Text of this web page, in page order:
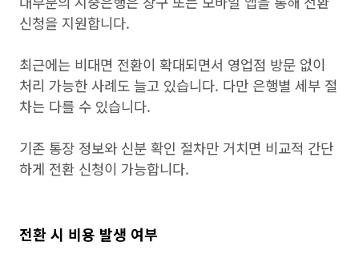
신청을 지원합니다.
최근에는 비대면 전환이 확대되면서 영업점 방문 없이
처리 가능한 사례도 늘고 있습니다. 다만 은행별 세부 절
차는 다를 수 있습니다.
기존 통장 정보와 신분 확인 절차만 거치면 비교적 간단
하게 전환 신청이 가능합니다.
전환 시 비용 발생 여부